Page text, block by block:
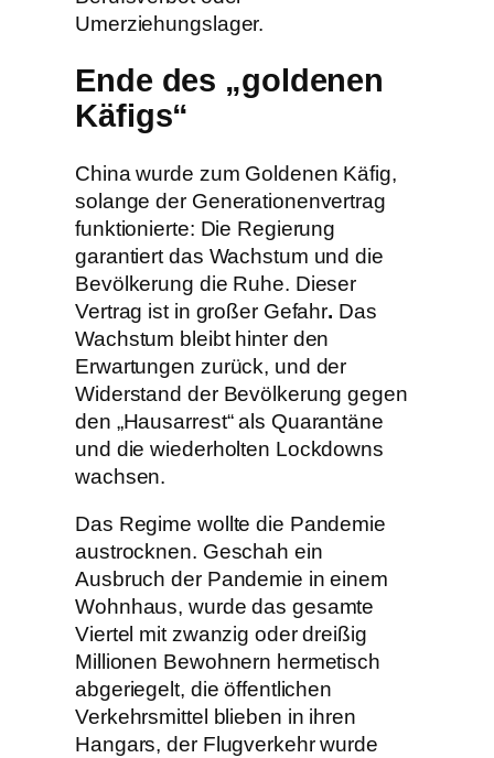
Umerziehungslager.
Ende des „goldenen
Käfigs“
China wurde zum Goldenen Käfig,
solange der Generationenvertrag
funktionierte: Die Regierung
garantiert das Wachstum und die
Bevölkerung die Ruhe. Dieser
Vertrag ist in großer Gefahr. Das
Wachstum bleibt hinter den
Erwartungen zurück, und der
Widerstand der Bevölkerung gegen
den „Hausarrest“ als Quarantäne
und die wiederholten Lockdowns
wachsen.
Das Regime wollte die Pandemie
austrocknen. Geschah ein
Ausbruch der Pandemie in einem
Wohnhaus, wurde das gesamte
Viertel mit zwanzig oder dreißig
Millionen Bewohnern hermetisch
abgeriegelt, die öffentlichen
Verkehrsmittel blieben in ihren
Hangars, der Flugverkehr wurde